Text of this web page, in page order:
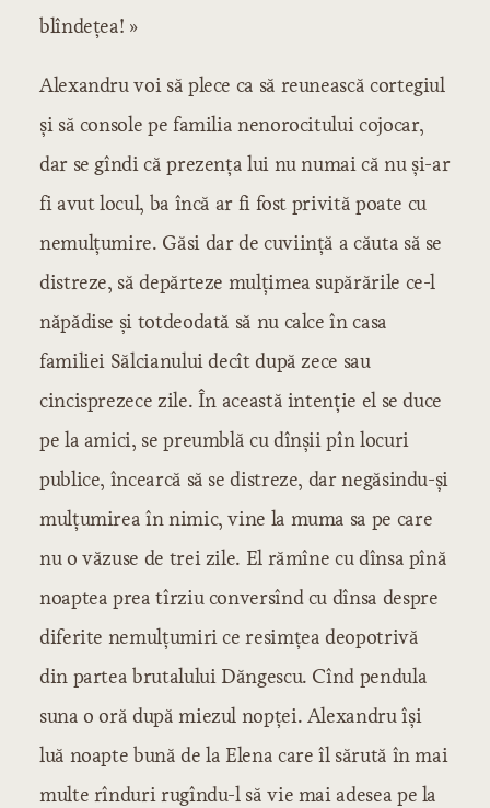
blîndețea! »
Alexandru voi să plece ca să reunească cortegiul
și să console pe familia nenorocitului cojocar,
dar se gîndi că prezența lui nu numai că nu și-ar
fi avut locul, ba încă ar fi fost privită poate cu
nemulțumire. Găsi dar de cuviință a căuta să se
distreze, să depărteze mulțimea supărările ce-l
năpădise și totdeodată să nu calce în casa
familiei Sălcianului decît după zece sau
cincisprezece zile. În această intenție el se duce
pe la amici, se preumblă cu dînșii pîn locuri
publice, încearcă să se distreze, dar negăsindu-și
mulțumirea în nimic, vine la muma sa pe care
nu o văzuse de trei zile. El rămîne cu dînsa pînă
noaptea prea tîrziu conversînd cu dînsa despre
diferite nemulțumiri ce resimțea deopotrivă
din partea brutalului Dăngescu. Cînd pendula
suna o oră după miezul nopței. Alexandru își
luă noapte bună de la Elena care îl sărută în mai
multe rînduri rugîndu-l să vie mai adesea pe la